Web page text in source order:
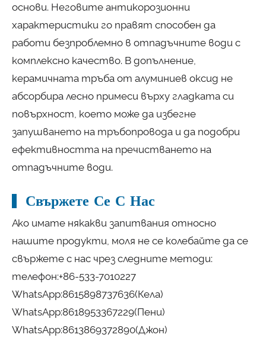
основи. Неговите антикорозионни
характеристики го правят способен да
работи безпроблемно в отпадъчните води с
комплексно качество. В допълнение,
керамичната тръба от алуминиев оксид не
абсорбира лесно примеси върху гладката си
повърхност, което може да избегне
запушването на тръбопровода и да подобри
ефективността на пречистването на
отпадъчните води.
Свържете Се С Нас
Ако имате някакви запитвания относно
нашите продукти, моля не се колебайте да се
свържете с нас чрез следните методи:
телефон:+86-533-7010227
WhatsApp:8615898737636(Кела)
WhatsApp:8618953367229(Пени)
WhatsApp:8613869372890(Джон)